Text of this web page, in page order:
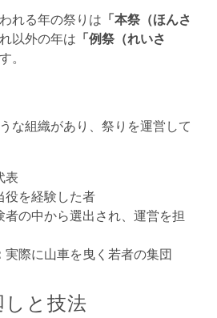
れる年の祭りは 「本祭（ほんさ
以外の年は 「例祭（れいさ
。
な組織があり、祭りを運営して
表
役を経験した者
者の中から選出され、運営を担
実際に山車を曳く若者の集団
と技法